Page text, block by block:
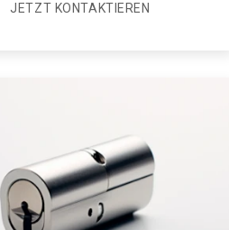
JETZT KONTAKTIEREN